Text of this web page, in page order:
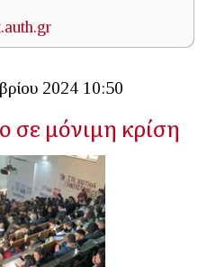
2024 10:50
σε μόνιμη κρίση